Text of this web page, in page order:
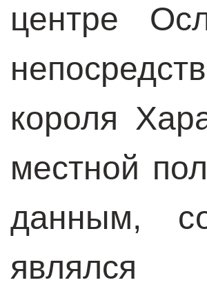
центре
короля
местной
данным,
являлся